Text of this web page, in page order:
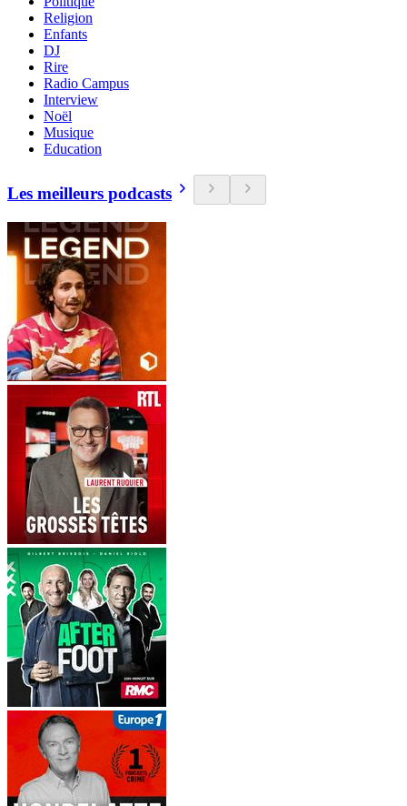
Religion
Enfants
DJ
Rire
Radio Campus
Interview
Noël
Musique
Education
Les meilleurs podcasts